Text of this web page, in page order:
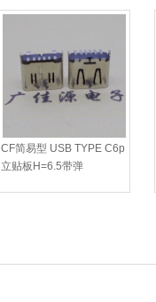
CF简易型 USB TYPE C6p
立贴板H=6.5带弹